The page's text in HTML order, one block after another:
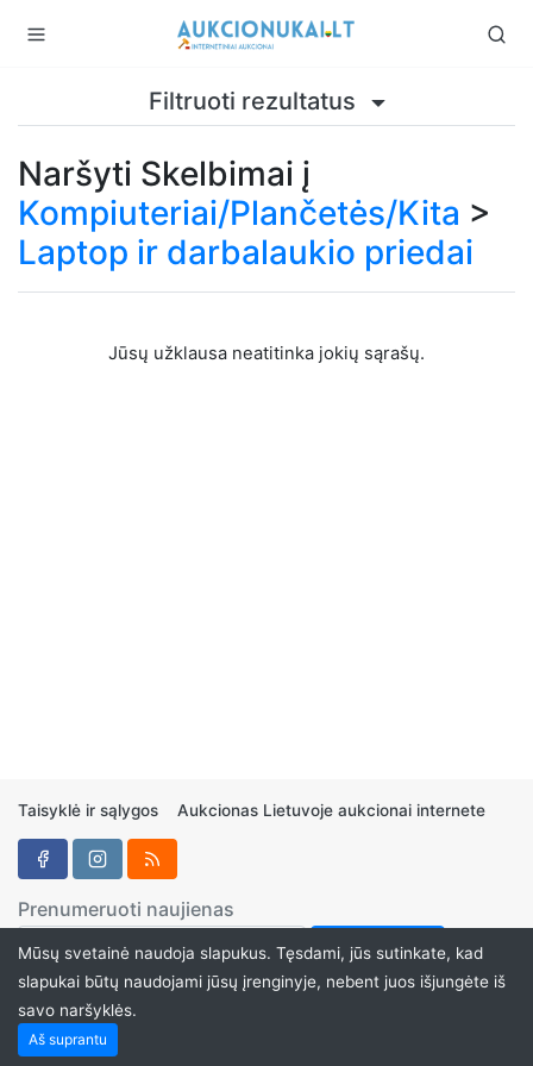
Filtruoti rezultatus
Naršyti Skelbimai į
Kompiuteriai/Plančetės/Kita >
Laptop ir darbalaukio priedai
Jūsų užklausa neatitinka jokių sąrašų.
Taisyklė ir sąlygos Aukcionas Lietuvoje aukcionai internete
Prenumeruoti naujienas
Mūsų svetainė naudoja slapukus. Tęsdami, jūs sutinkate, kad
slapukai būtų naudojami jūsų įrenginyje, nebent juos išjungėte iš
savo naršyklės.
Aš suprantu